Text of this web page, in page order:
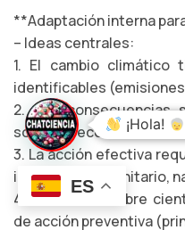
**Adaptación interna
– Ideas centrales:
1. El cambio climático
identificables
2. Sus consecuencias
sociales, económicas,
3. La acción efectiva
individual, comunitario,
4. La incertidumbre
de acción preventiva
ES
¡Hola!